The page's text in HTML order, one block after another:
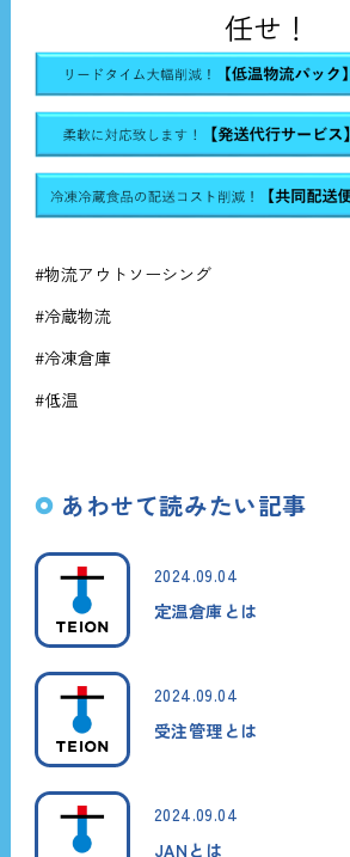
任せ！
#物流アウトソーシング
#冷蔵物流
#冷凍倉庫
#低温
あわせて読みたい記事
2024.09.04
定温倉庫とは
2024.09.04
受注管理とは
2024.09.04
JANとは